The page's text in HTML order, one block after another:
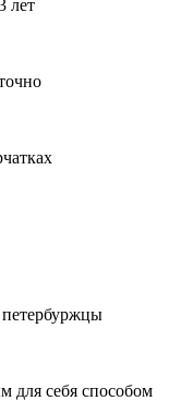
лет
для себя способом